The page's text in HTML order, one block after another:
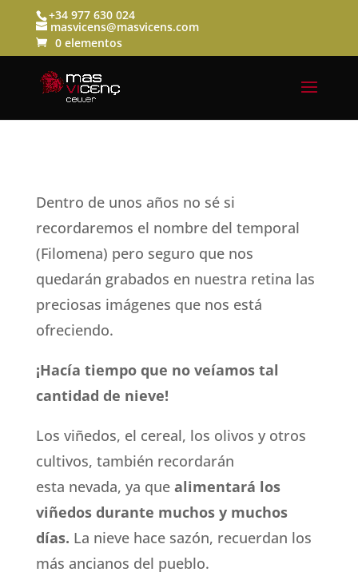
+34 977 630 024
masvicens@masvicens.com
0 elementos
Dentro de unos años no sé si
recordaremos el nombre del temporal
(Filomena) pero seguro que nos
quedarán grabados en nuestra retina las
preciosas imágenes que nos está
ofreciendo.
¡Hacía tiempo que no veíamos tal
cantidad de nieve!
Los viñedos, el cereal, los olivos y otros
cultivos, también recordarán
esta nevada, ya que alimentará los
viñedos durante muchos y muchos
días. La nieve hace sazón, recuerdan los
más ancianos del pueblo.